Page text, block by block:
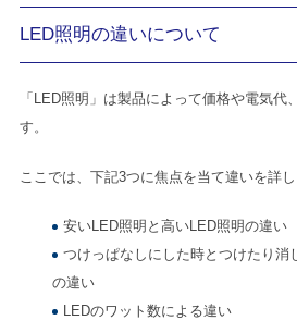
LED照明の違いについて
「LED照明」は製品によって価格や電気代
す。
ここでは、下記3つに焦点を当て違いを詳し
安いLED照明と高いLED照明の違い
つけっぱなしにした時とつけたり消
の違い
LEDのワット数による違い